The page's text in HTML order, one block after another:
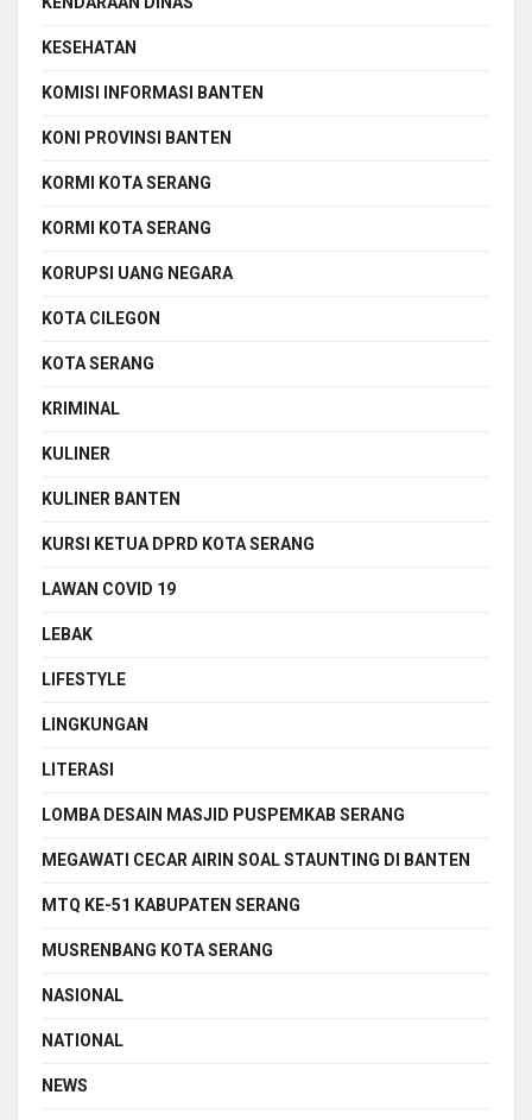
KESEHATAN
KOMISI INFORMASI BANTEN
KONI PROVINSI BANTEN
KORMI KOTA SERANG
KORMI KOTA SERANG
KORUPSI UANG NEGARA
KOTA CILEGON
KOTA SERANG
KRIMINAL
KULINER
KULINER BANTEN
KURSI KETUA DPRD KOTA SERANG
LAWAN COVID 19
LEBAK
LIFESTYLE
LINGKUNGAN
LITERASI
LOMBA DESAIN MASJID PUSPEMKAB SERANG
MEGAWATI CECAR AIRIN SOAL STAUNTING DI BANTEN
MTQ KE-51 KABUPATEN SERANG
MUSRENBANG KOTA SERANG
NASIONAL
NATIONAL
NEWS